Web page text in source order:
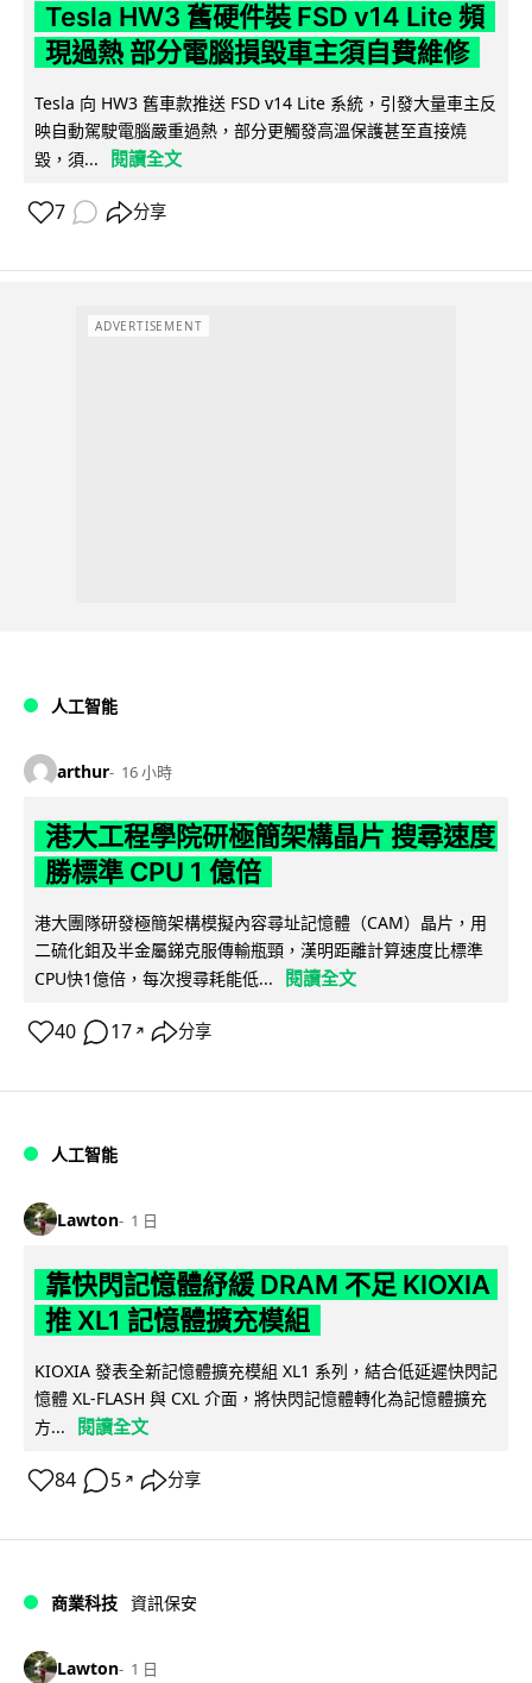
Tesla HW3 舊硬件裝 FSD v14 Lite 頻
現過熱 部分電腦損毀車主須自費維修
Tesla 向 HW3 舊車款推送 FSD v14 Lite 系統，引發大量車主反
映自動駕駛電腦嚴重過熱，部分更觸發高溫保護甚至直接燒
毀，須...
閱讀全文
7 分享
ADVERTISEMENT
人工智能
arthur 16 小時
港大工程學院研極簡架構晶片 搜尋速度
勝標準 CPU 1 億倍
港大團隊研發極簡架構模擬內容尋址記憶體（CAM）晶片，用
二硫化鉬及半金屬銻克服傳輸瓶頸，漢明距離計算速度比標準
CPU快1億倍，每次搜尋耗能低...
閱讀全文
40 17 ↗ 分享
人工智能
Lawton 1 日
靠快閃記憶體紓緩 DRAM 不足 KIOXIA
推 XL1 記憶體擴充模組
KIOXIA 發表全新記憶體擴充模組 XL1 系列，結合低延遲快閃記
憶體 XL-FLASH 與 CXL 介面，將快閃記憶體轉化為記憶體擴充
方...
閱讀全文
84 5 ↗ 分享
商業科技 資訊保安
Lawton 1 日